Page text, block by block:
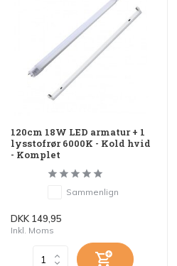
120cm 18W LED armatur + 1
lysstofrør 6000K - Kold hvid
- Komplet
Sammenlign
DKK 149,95
Inkl. Moms